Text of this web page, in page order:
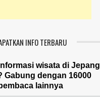
INFO TERBARU
wisata di Jepang
Gabung dengan 16000
lainnya